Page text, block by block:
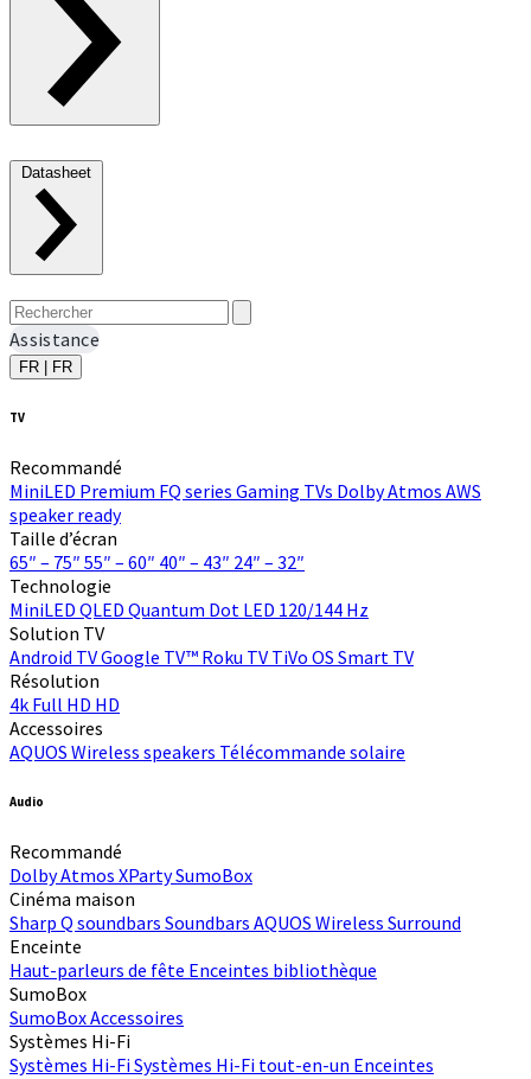
Datasheet
Assistance
FR | FR
TV
Recommandé
MiniLED Premium FQ series Gaming TVs Dolby Atmos AWS
speaker ready
Taille d’écran
65″ – 75″ 55″ – 60″ 40″ – 43″ 24″ – 32″
Technologie
MiniLED QLED Quantum Dot LED 120/144 Hz
Solution TV
Android TVGoogle TV™ Roku TV TiVo OS Smart TV
Résolution
4k Full HD HD
Accessoires
AQUOS Wireless speakers Télécommande solaire
Audio
Recommandé
Dolby Atmos XPartySumoBox
Cinéma maison
Sharp Q soundbars Soundbars AQUOS Wireless Surround
Enceinte
Haut-parleurs de fête Enceintes bibliothèque
SumoBox
SumoBoxAccessoires
Systèmes Hi-Fi
Systèmes Hi-FiSystèmes Hi-Fi tout-en-un Enceintes